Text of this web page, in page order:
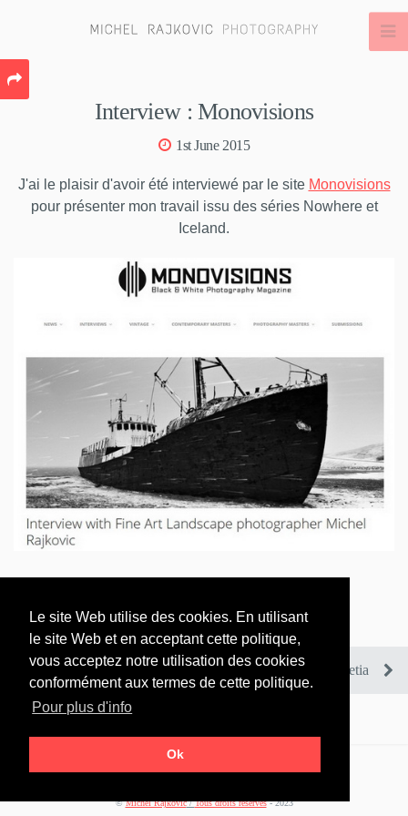
Le site Web utilise des cookies. En utilisant
le site Web et en acceptant cette politique,
vous acceptez notre utilisation des cookies
conformément aux termes de cette politique.
Pour plus d'info
Ok
Interview : Monovisions
1st June 2015
J'ai le plaisir d'avoir été interviewé par le site Monovisions
pour présenter mon travail issu des séries Nowhere et
Iceland.
Rendez-Vous Image 2016
Exposition Hotel Lutetia
©Michel Rajkovic/Tous droits réservés- 2023